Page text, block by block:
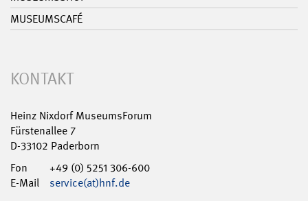
MUSEUMSCAFÉ
KONTAKT
Heinz Nixdorf MuseumsForum
Fürstenallee 7
D-33102 Paderborn
Fon
+49 (0) 5251 306-600
E-Mail
service(at)hnf.de